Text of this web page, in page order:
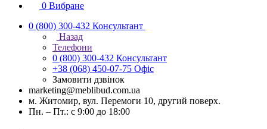
0 Вибране
0 (800) 300-432 Консультант
Назад
Телефони
0 (800) 300-432 Консультант
+38 (068) 450-07-75 Офіс
Замовити дзвінок
marketing@meblibud.com.ua
м. Житомир, вул. Перемоги 10, другий поверх.
Пн. – Пт.: с 9:00 до 18:00